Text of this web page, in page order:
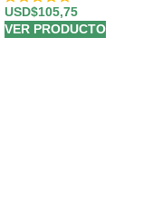
USD$105,75
VER PRODUCTO